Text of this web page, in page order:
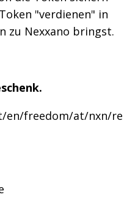
"verdienen" in
zu Nexxano bringst.
en/freedom/at/nxn/re